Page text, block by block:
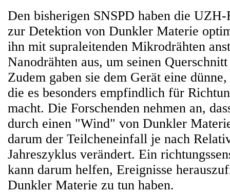
Den bisherigen SNSPD haben die UZH-
zur Detektion von Dunkler Materie
ihn mit supraleitenden Mikrodrähten
Nanodrähten aus, um seinen
Zudem gaben sie dem Gerät eine
die es besonders empfindlich für
macht. Die Forschenden nehmen an,
durch einen "Wind" von Dunkler
darum der Teilcheneinfall je nach
Jahreszyklus verändert. Ein
kann darum helfen, Ereignisse
Dunkler Materie zu tun haben.